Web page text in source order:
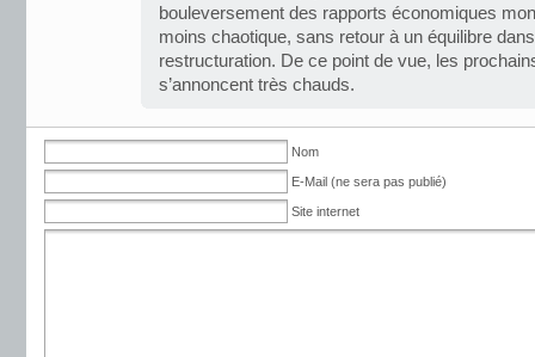
bouleversement des rapports économiques
moins chaotique, sans retour à un équilibre
restructuration. De ce point de vue, les
s’annoncent très chauds.
Nom
E-Mail (ne sera pas publié)
Site internet